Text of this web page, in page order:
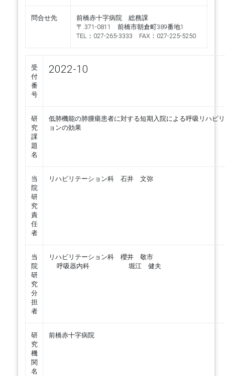
問合せ先
前橋赤十字病院 総務課
〒.371-0811 前橋市朝倉町389番地1
TEL：027-265-3333 FAX：027-225-5250
受
付
番
号
2022-10
研
究
課
題
名
低肺機能の肺腫瘍患者に対する短期入院による呼吸リハビ
ョンの効果
当
院
研
究
責
任
者
リハビリテーション科 石井 文弥
当
院
研
究
分
担
者
リハビリテーション科 櫻井 敬市
呼吸器内科 堀江 健夫
研
究
機
関
名
前橋赤十字病院